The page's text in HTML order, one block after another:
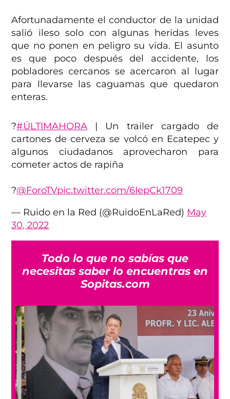
Afortunadamente el conductor de la unidad
salió ileso solo con algunas heridas leves
que no ponen en peligro su vida. El asunto
es que poco después del accidente, los
pobladores cercanos se acercaron al lugar
para llevarse las caguamas que quedaron
enteras.
?#ÚLTIMAHORA | Un trailer cargado de
cartones de cerveza se volcó en Ecatepec y
algunos ciudadanos aprovecharon para
cometer actos de rapiña
?@ForoTVpic.twitter.com/6IepCk1709
— Ruido en la Red (@RuidoEnLaRed) May
30, 2022
Todo lo que no sabías que
necesitas saber lo encuentras en
Sopitas.com